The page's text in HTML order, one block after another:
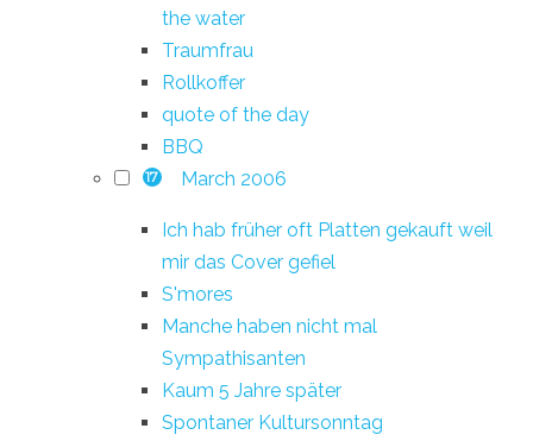
the water
Traumfrau
Rollkoffer
quote of the day
BBQ
17 March 2006
Ich hab früher oft Platten gekauft weil
mir das Cover gefiel
S'mores
Manche haben nicht mal
Sympathisanten
Kaum 5 Jahre später
Spontaner Kultursonntag